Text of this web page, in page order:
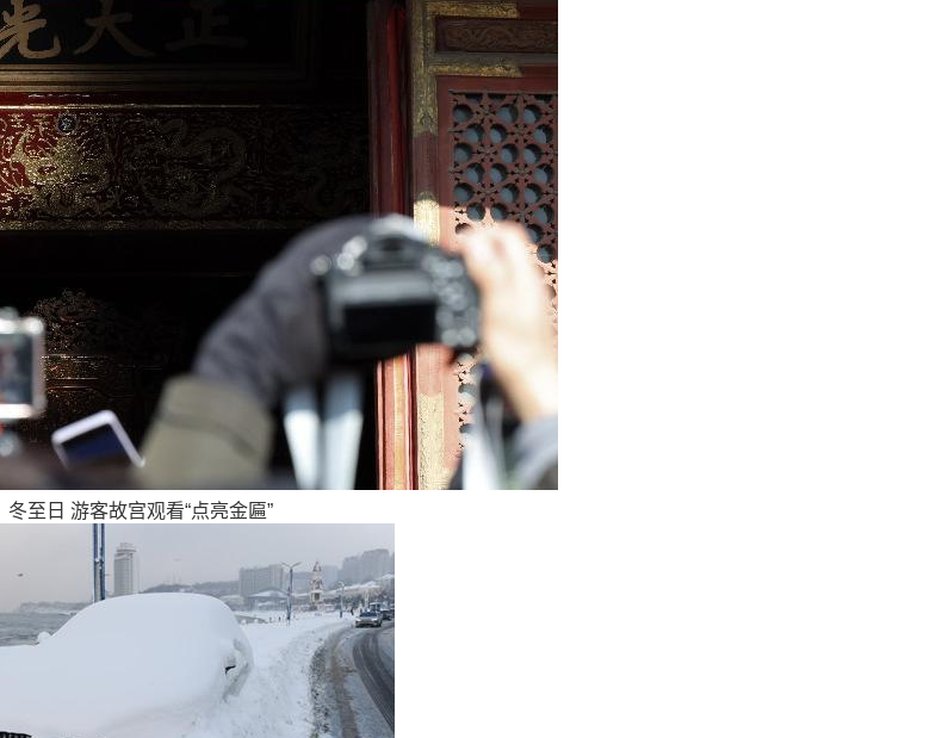
冬至日 游客故宫观看“点亮金匾”